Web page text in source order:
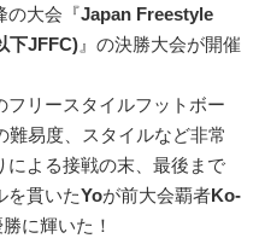
の大会『Japan Freestyle
下JFFC) 』の決勝大会が開催
リースタイルフ­ットボー
難易度、スタイルなど非常
による接戦の末、最後まで
を貫いたYoが前大会覇者Ko-
に輝いた！